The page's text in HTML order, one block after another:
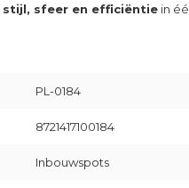
stijl, sfeer en efficiëntie in
PL-0184
8721417100184
Inbouwspots